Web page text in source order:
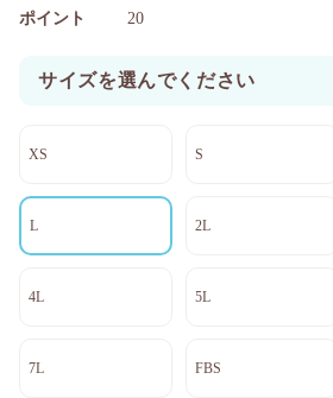
ポイント 20
サイズを選んでください
XS S
L 2L
4L 5L
7L FBS